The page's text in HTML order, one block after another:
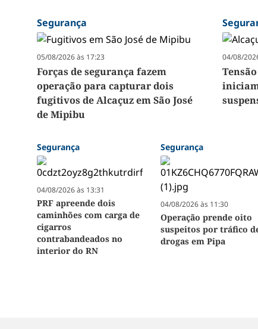
Segurança
05/08/2026 às 17:23
Forças de segurança fazem
operação para capturar dois
fugitivos de Alcaçuz em São José
de Mipibu
04/08/
Segurança
04/08/2026 às 13:31
PRF apreende dois
caminhões com carga de
cigarros
contrabandeados no
interior do RN
Segurança
04/08/2026 às 11:30
Operação prende oito
suspeitos por tráfico
drogas em Pipa